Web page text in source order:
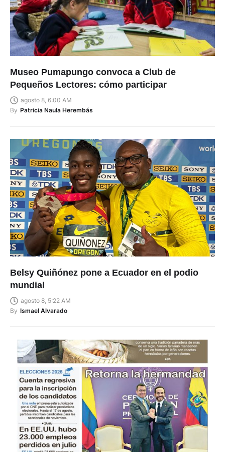
Museo Pumapungo convoca a Club de
Pequeños Lectores: cómo participar
agosto 8, 6:00 AM
By Patricia Naula Herembás
Belsy Quiñónez pone a Ecuador en el podio
mundial
agosto 8, 5:22 AM
By Ismael Alvarado